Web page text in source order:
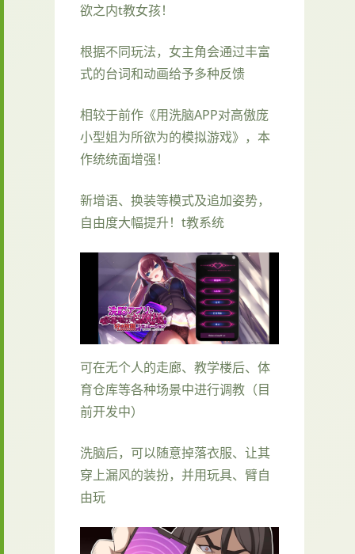
欲之内t教女孩！
根据不同玩法，女主角会通过丰富
式的台词和动画给予多种反馈
相较于前作《用洗脑APP对高傲庞
小型姐为所欲为的模拟游戏》，本
作统统面增强！
新增语、换装等模式及追加姿势，
自由度大幅提升！t教系统
可在无个人的走廊、教学楼后、体
育仓库等各种场景中进行调教（目
前开发中）
洗脑后，可以随意掉落衣服、让其
穿上漏风的装扮，并用玩具、臂自
由玩